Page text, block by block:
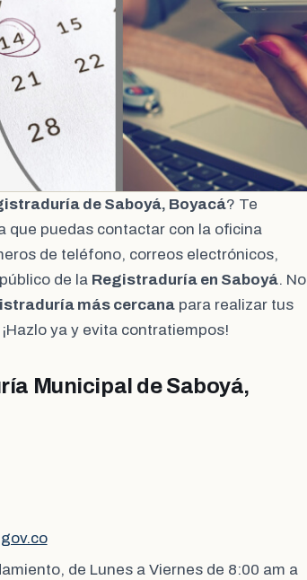
de Saboyá, Boyacá? Te
que puedas contactar con la oficina
de teléfono, correos electrónicos,
de la Registraduría en Saboyá. No
más cercana para realizar tus
ya y evita contratiempos!
Municipal de Saboyá,
de Lunes a Viernes de 8:00 am a